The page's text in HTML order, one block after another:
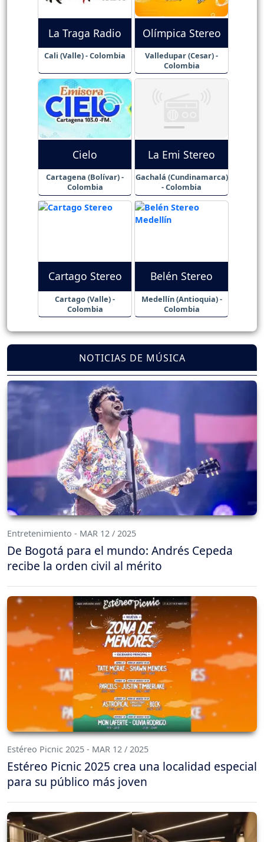
La Traga Radio
Cali (Valle) - Colombia
Olímpica Stereo
Valledupar (Cesar) -
Colombia
Cielo
Cartagena (Bolívar) -
Colombia
La Emi Stereo
Gachalá (Cundinamarca)
- Colombia
Cartago Stereo
Cartago (Valle) -
Colombia
Belén Stereo
Medellín (Antioquia) -
Colombia
NOTICIAS DE MÚSICA
Entretenimiento - MAR 12 / 2025
De Bogotá para el mundo: Andrés Cepeda
recibe la orden civil al mérito
Estéreo Picnic 2025 - MAR 12 / 2025
Estéreo Picnic 2025 crea una localidad especial
para su público más joven